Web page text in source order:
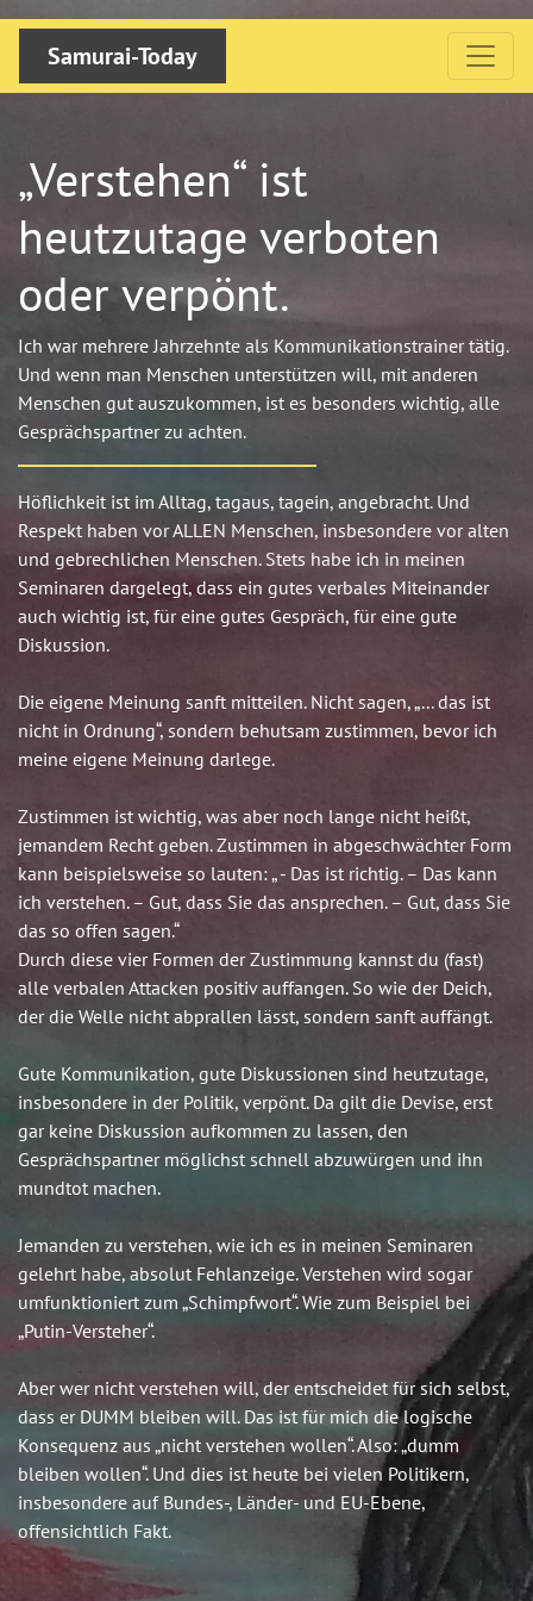
Samurai-Today
„Verstehen“ ist
heutzutage verboten
oder verpönt.
Ich war mehrere Jahrzehnte als Kommunikationstrainer tätig.
Und wenn man Menschen unterstützen will, mit anderen
Menschen gut auszukommen, ist es besonders wichtig, alle
Gesprächspartner zu achten.
Höflichkeit ist im Alltag, tagaus, tagein, angebracht. Und
Respekt haben vor ALLEN Menschen, insbesondere vor alten
und gebrechlichen Menschen. Stets habe ich in meinen
Seminaren dargelegt, dass ein gutes verbales Miteinander
auch wichtig ist, für eine gutes Gespräch, für eine gute
Diskussion.
Die eigene Meinung sanft mitteilen. Nicht sagen, „... das ist
nicht in Ordnung“, sondern behutsam zustimmen, bevor ich
meine eigene Meinung darlege.
Zustimmen ist wichtig, was aber noch lange nicht heißt,
jemandem Recht geben. Zustimmen in abgeschwächter Form
kann beispielsweise so lauten: „ - Das ist richtig. – Das kann
ich verstehen. – Gut, dass Sie das ansprechen. – Gut, dass Sie
das so offen sagen.“
Durch diese vier Formen der Zustimmung kannst du (fast)
alle verbalen Attacken positiv auffangen. So wie der Deich,
der die Welle nicht abprallen lässt, sondern sanft auffängt.
Gute Kommunikation, gute Diskussionen sind heutzutage,
insbesondere in der Politik, verpönt. Da gilt die Devise, erst
gar keine Diskussion aufkommen zu lassen, den
Gesprächspartner möglichst schnell abzuwürgen und ihn
mundtot machen.
Jemanden zu verstehen, wie ich es in meinen Seminaren
gelehrt habe, absolut Fehlanzeige. Verstehen wird sogar
umfunktioniert zum „Schimpfwort“. Wie zum Beispiel bei
„Putin-Versteher“.
Aber wer nicht verstehen will, der entscheidet für sich selbst,
dass er DUMM bleiben will. Das ist für mich die logische
Konsequenz aus „nicht verstehen wollen“. Also: „dumm
bleiben wollen“. Und dies ist heute bei vielen Politikern,
insbesondere auf Bundes-, Länder- und EU-Ebene,
offensichtlich Fakt.